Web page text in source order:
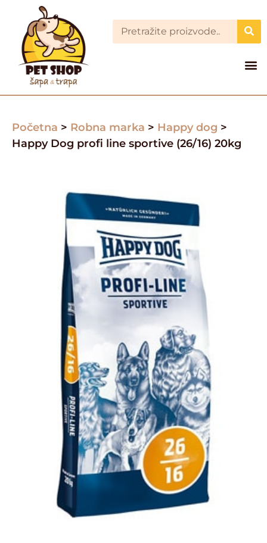
Početna > Robna marka > Happy dog >
Happy Dog profi line sportive (26/16) 20kg